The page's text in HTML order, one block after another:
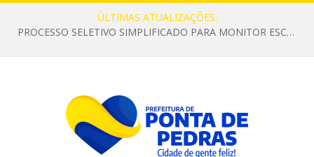
ÚLTIMAS ATUALIZAÇÕES:
PROCESSO SELETIVO SIMPLIFICADO PARA MONITOR ESCOLAR